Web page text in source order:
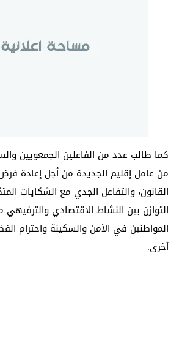
كما طالب عدد من الفاعلين الجمعويين
من عامل إقليم الجديدة من أجل إعادة فرض
القانون، والتفاعل الجدي مع الشكايات
التوازن بين النشاط الاقتصادي
المواطنين في الأمن والسكينة واحترام
أخرى.